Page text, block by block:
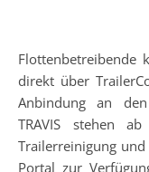
Flottenbetreibende können Wasch- und Parkservices nun
direkt über
Anbindung an
TRAVIS stehen
Trailerreinigung
Portal zur